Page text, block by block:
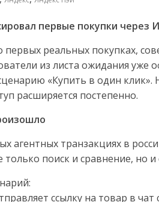
первые покупки через
первых реальных покупках,
из листа ожидания
«Купить в один клик».
расширяется постепенно.
агентных транзакциях в
поиск и сравнение, но и
ссылку на товар в чат